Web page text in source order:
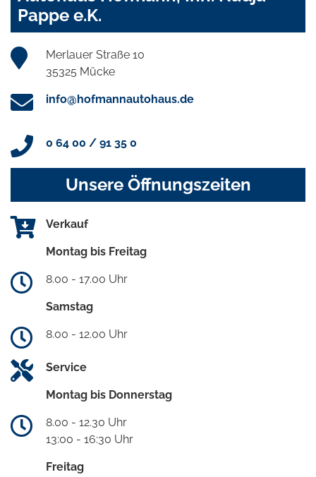
Pappe e.K.
Merlauer Straße 10
35325 Mücke
info@hofmannautohaus.de
0 64 00 / 91 35 0
Unsere Öffnungszeiten
Verkauf
Montag bis Freitag
8.00 - 17.00 Uhr
Samstag
8.00 - 12.00 Uhr
Service
Montag bis Donnerstag
8.00 - 12.30 Uhr
13:00 - 16:30 Uhr
Freitag